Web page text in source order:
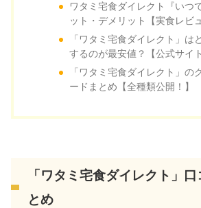
ワタミ宅食ダイレクト『いつ
ット・デメリット【実食レビ
「ワタミ宅食ダイレクト」は
するのが最安値？【公式サイ
「ワタミ宅食ダイレクト」の
ードまとめ【全種類公開！】
「ワタミ宅食ダイレクト」
とめ